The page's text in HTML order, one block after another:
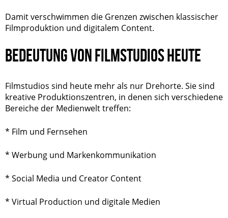
Damit verschwimmen die Grenzen zwischen klassischer
Filmproduktion und digitalem Content.
BEDEUTUNG VON FILMSTUDIOS HEUTE
Filmstudios sind heute mehr als nur Drehorte. Sie sind
kreative Produktionszentren, in denen sich verschiedene
Bereiche der Medienwelt treffen:
* Film und Fernsehen
* Werbung und Markenkommunikation
* Social Media und Creator Content
* Virtual Production und digitale Medien